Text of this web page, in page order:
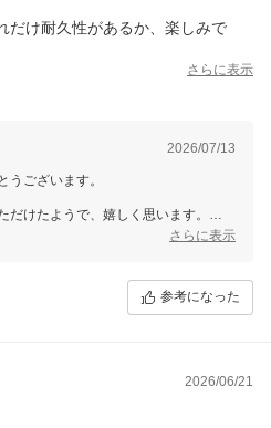
だけ耐久性があるか、楽しみで
さらに表示
2026/07/13
うございます。
けたようで、嬉しく思います。
期待に応えられるものとなれば、幸い
だける商品をお届けできるよう、努め
さらに表示
参考になった
2026/06/21